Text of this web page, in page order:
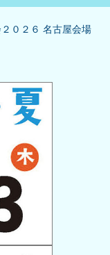
０２６ 名古屋会場